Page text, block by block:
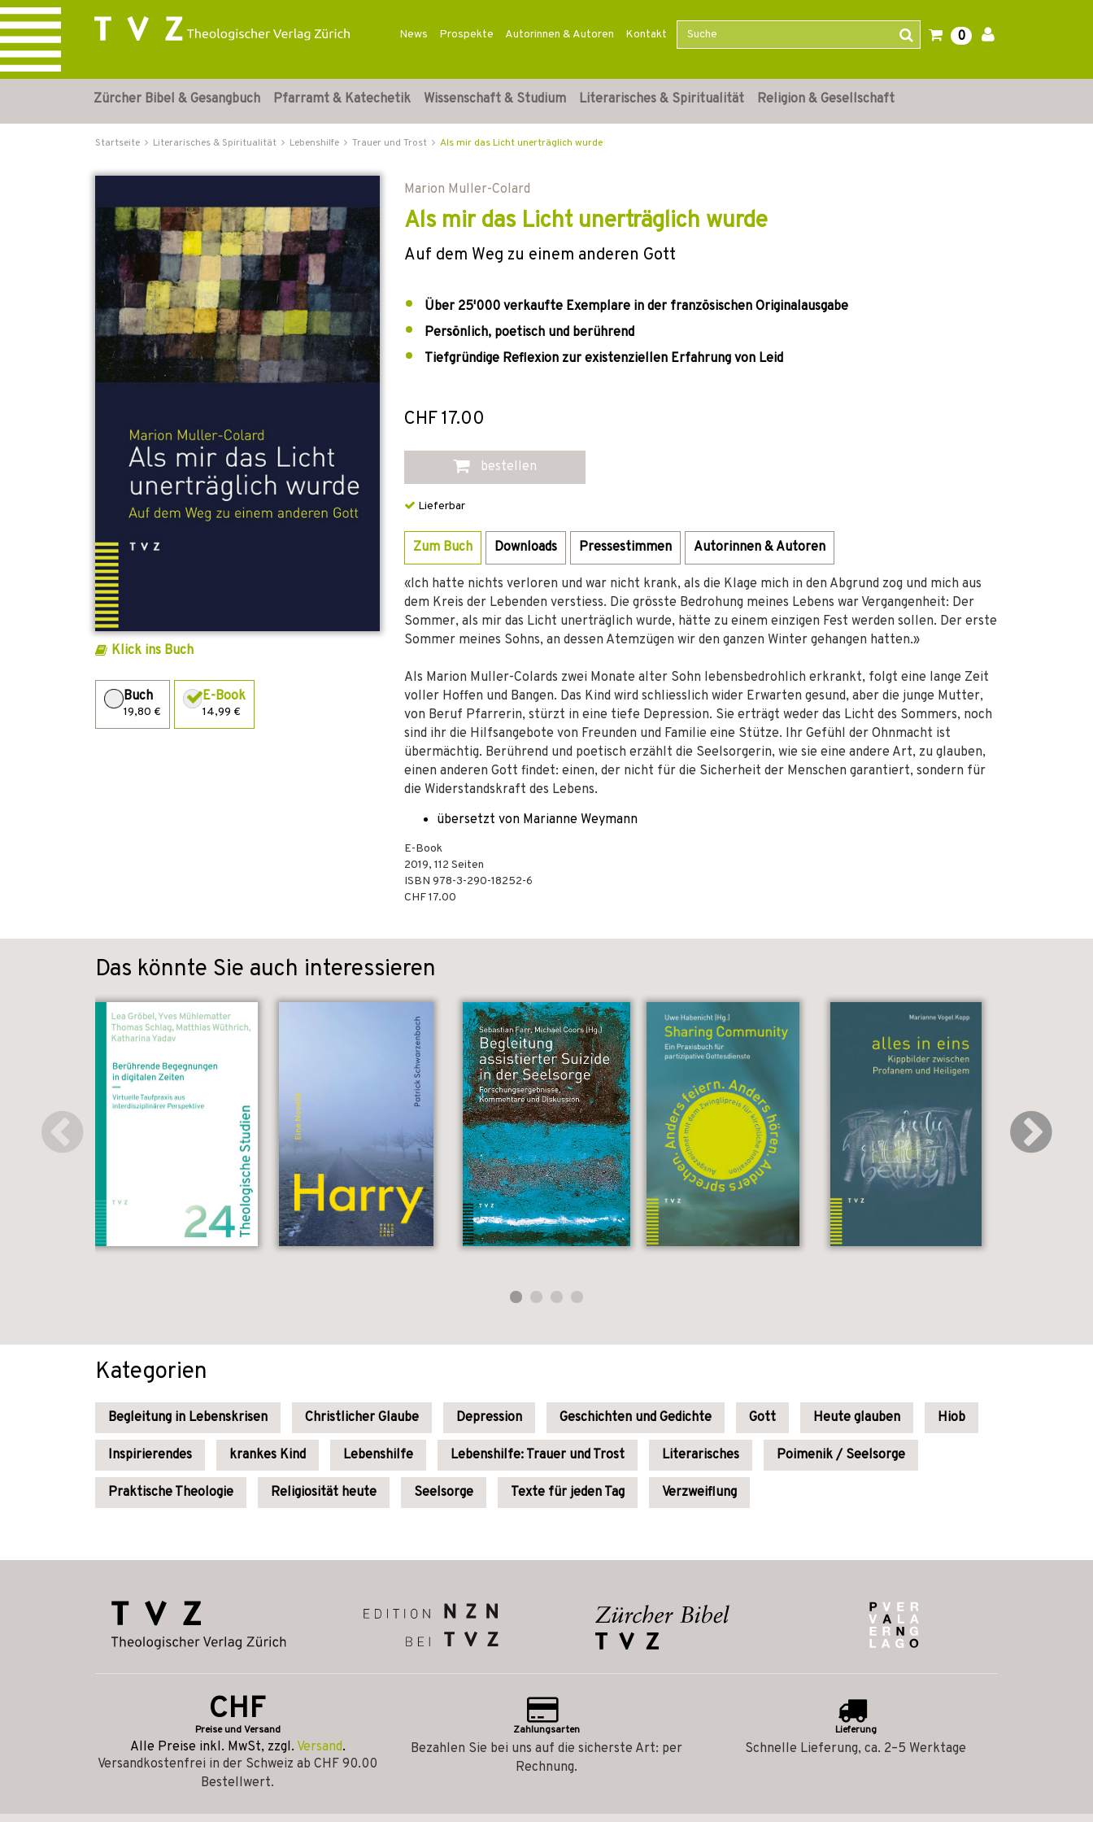
News Prospekte Autorinnen & Autoren Kontakt 0
Zürcher Bibel & Gesangbuch Pfarramt & Katechetik Wissenschaft & Studium Literarisches & Spiritualität Religion & Gesellschaft
Startseite Literarisches & Spiritualität Lebenshilfe Trauer und Trost Als mir das Licht unerträglich wurde
Klick ins Buch
Buch
19,80 €
E-Book
14,99 €
Marion Muller-Colard
Als mir das Licht unerträglich wurde
Auf dem Weg zu einem anderen Gott
Über 25'000 verkaufte Exemplare in der französischen Originalausgabe
Persönlich, poetisch und berührend
Tiefgründige Reflexion zur existenziellen Erfahrung von Leid
CHF 17.00
bestellen
Lieferbar
Zum Buch Downloads Pressestimmen Autorinnen & Autoren
«Ich hatte nichts verloren und war nicht krank, als die Klage mich in den Abgrund zog und mich aus
dem Kreis der Lebenden verstiess. Die grösste Bedrohung meines Lebens war Vergangenheit: Der
Sommer, als mir das Licht unerträglich wurde, hätte zu einem einzigen Fest werden sollen. Der erste
Sommer meines Sohns, an dessen Atemzügen wir den ganzen Winter gehangen hatten.»
Als Marion Muller-Colards zwei Monate alter Sohn lebensbedrohlich erkrankt, folgt eine lange Zeit
voller Hoffen und Bangen. Das Kind wird schliesslich wider Erwarten gesund, aber die junge Mutter,
von Beruf Pfarrerin, stürzt in eine tiefe Depression. Sie erträgt weder das Licht des Sommers, noch
sind ihr die Hilfsangebote von Freunden und Familie eine Stütze. Ihr Gefühl der Ohnmacht ist
übermächtig. Berührend und poetisch erzählt die Seelsorgerin, wie sie eine andere Art, zu glauben,
einen anderen Gott findet: einen, der nicht für die Sicherheit der Menschen garantiert, sondern für
die Widerstandskraft des Lebens.
übersetzt von Marianne Weymann
E-Book
2019, 112 Seiten
ISBN 978-3-290-18252-6
CHF 17.00
Das könnte Sie auch interessieren
Kategorien
Begleitung in Lebenskrisen Christlicher Glaube Depression Geschichten und Gedichte Gott Heute glauben Hiob
Inspirierendes krankes Kind Lebenshilfe Lebenshilfe: Trauer und Trost Literarisches Poimenik / Seelsorge
Praktische Theologie Religiosität heute Seelsorge Texte für jeden Tag Verzweiflung
CHF
Preise und Versand
Alle Preise inkl. MwSt, zzgl. Versand.
Versandkostenfrei in der Schweiz ab CHF 90.00
Bestellwert.
Zahlungsarten
Bezahlen Sie bei uns auf die sicherste Art: per
Rechnung.
Lieferung
Schnelle Lieferung, ca. 2–5 Werktage